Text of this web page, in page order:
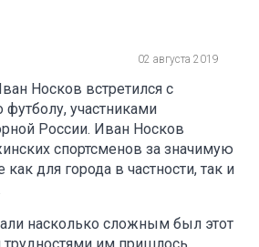
02 августа 2019
Носков встретился с
участниками
России. Иван Носков
спортсменов за значимую
для города в частности, так и
насколько сложным был этот